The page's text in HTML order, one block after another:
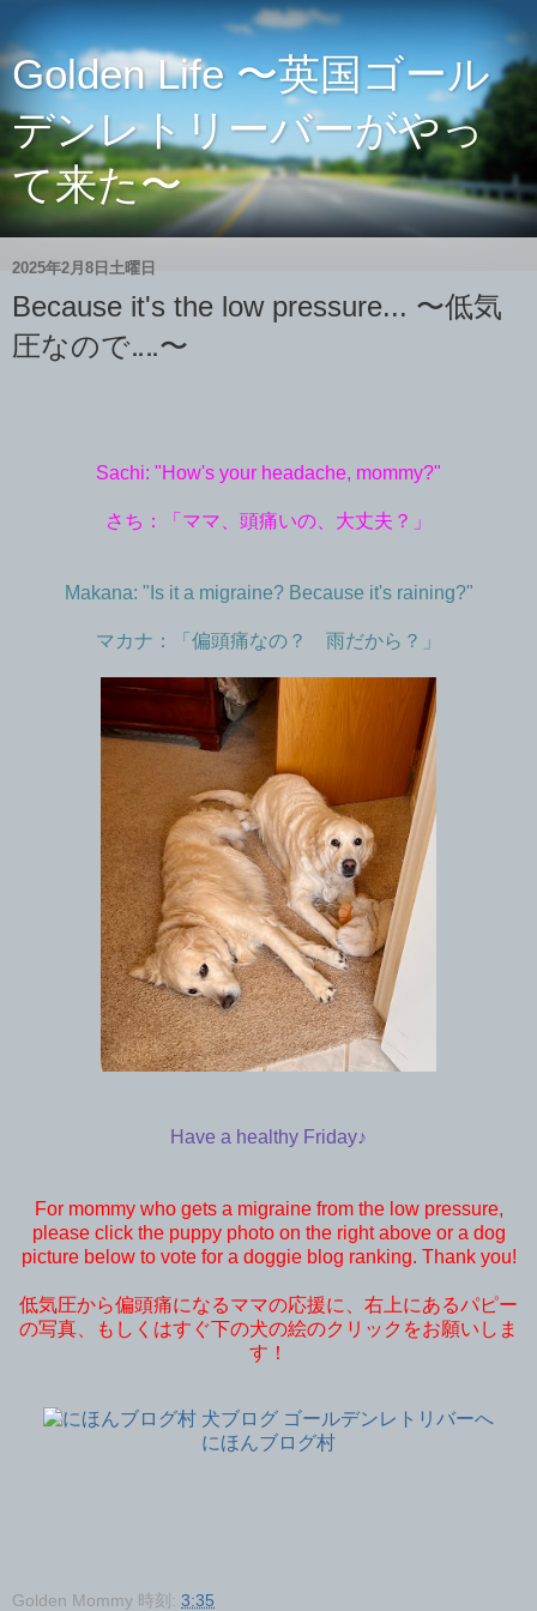
Golden Life 〜英国ゴール
デンレトリーバーがやっ
て来た〜
2025年2月8日土曜日
Because it's the low pressure... 〜低気
圧なので‥‥〜
Sachi: "How's your headache, mommy?"
さち：「ママ、頭痛いの、大丈夫？」
Makana: "Is it a migraine? Because it's raining?"
マカナ：「偏頭痛なの？ 雨だから？」
Have a healthy Friday♪
For mommy who gets a migraine from the low pressure,
please click the puppy photo on the right above or a dog
picture below to vote for a doggie blog ranking. Thank you!
低気圧から偏頭痛になるママの応援に、右上にあるパピー
の写真、もしくはすぐ下の犬の絵のクリックをお願いしま
す！
にほんブログ村
Golden Mommy 時刻: 3:35